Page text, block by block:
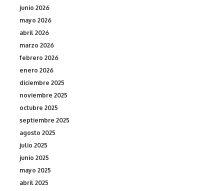
junio 2026
mayo 2026
abril 2026
marzo 2026
febrero 2026
enero 2026
diciembre 2025
noviembre 2025
octubre 2025
septiembre 2025
agosto 2025
julio 2025
junio 2025
mayo 2025
abril 2025